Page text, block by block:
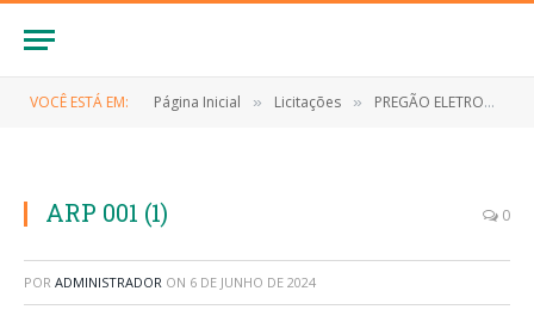
VOCÊ ESTÁ EM: Página Inicial » Licitações » PREGÃO ELETRONICO Nº 019/2023/SRP (CONTRATAÇÃO DE EMPRESA PARA DESENVOLVIMENTO DA EXECUÇÃO DE SERVIÇOS PROFISSIONAIS ESPECIALIZADOS NA ASSISTÊNCIA TÉCNICA, GERENCIAMENTO E ASSESSORIA TÉCNICA DE SERVIÇOS DE ENGENHARIA PARA ATENDER O MUNÍCIPIO DE ANAPURUS/ MA)
ARP 001 (1) 0
POR ADMINISTRADOR ON 6 DE JUNHO DE 2024